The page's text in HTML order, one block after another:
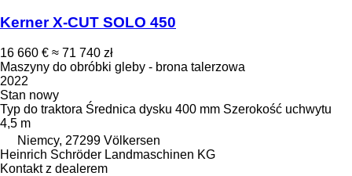
Kerner X-CUT SOLO 450
16 660 € ≈ 71 740 zł
Maszyny do obróbki gleby - brona talerzowa
2022
Stan nowy
Typ do traktora Średnica dysku 400 mm Szerokość uchwytu
4,5 m
Niemcy, 27299 Völkersen
Heinrich Schröder Landmaschinen KG
Kontakt z dealerem